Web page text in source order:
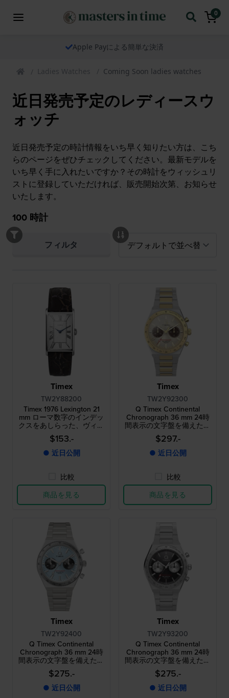
0
当社の時計は世界中へ発送いたします
Ladies Watches Coming Soon ladies watches
近日発売予定のレディースウ
ォッチ
近日発売予定の時計情報をいち早く知りたい方は、こち
らのページをぜひチェックしてください。最新モデルを
いち早く手に入れたいですか？その時計をウィッシュリ
ストに登録していただければ、販売開始次第、お知らせ
いたします。
100 時計
フィルタ
Timex
TW2Y88200
Timex 1976 Lexington 21
mm ローマ数字のインデッ
クスをあしらった、ヴィン
テージデザインの長方形ク
ォーツウォッチ
$153.-
● 近日公開
比較
商品を見る
Timex
TW2Y92300
Q Timex Continental
Chronograph 36 mm 24時
間表示の文字盤を備えたス
テンレススチール製クォー
ツ・クロノグラフ
$297.-
● 近日公開
比較
商品を見る
Timex
TW2Y92400
Q Timex Continental
Chronograph 36 mm 24時
間表示の文字盤を備えたス
テンレススチール製クォー
ツ・クロノグラフ
$275.-
● 近日公開
Timex
TW2Y93200
Q Timex Continental
Chronograph 36 mm 24時
間表示の文字盤を備えたス
テンレススチール製クォー
ツ・クロノグラフ
$275.-
● 近日公開